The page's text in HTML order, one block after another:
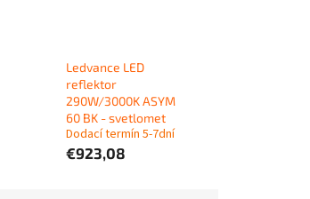
Ledvance LED
reflektor
290W/3000K ASYM
60 BK - svetlomet
Dodací termín 5-7dní
€923,08